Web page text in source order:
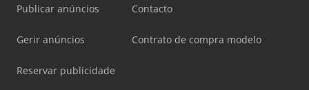
Publicar anúncios
Gerir anúncios
Reservar publicidade
Contacto
Contrato de compra modelo